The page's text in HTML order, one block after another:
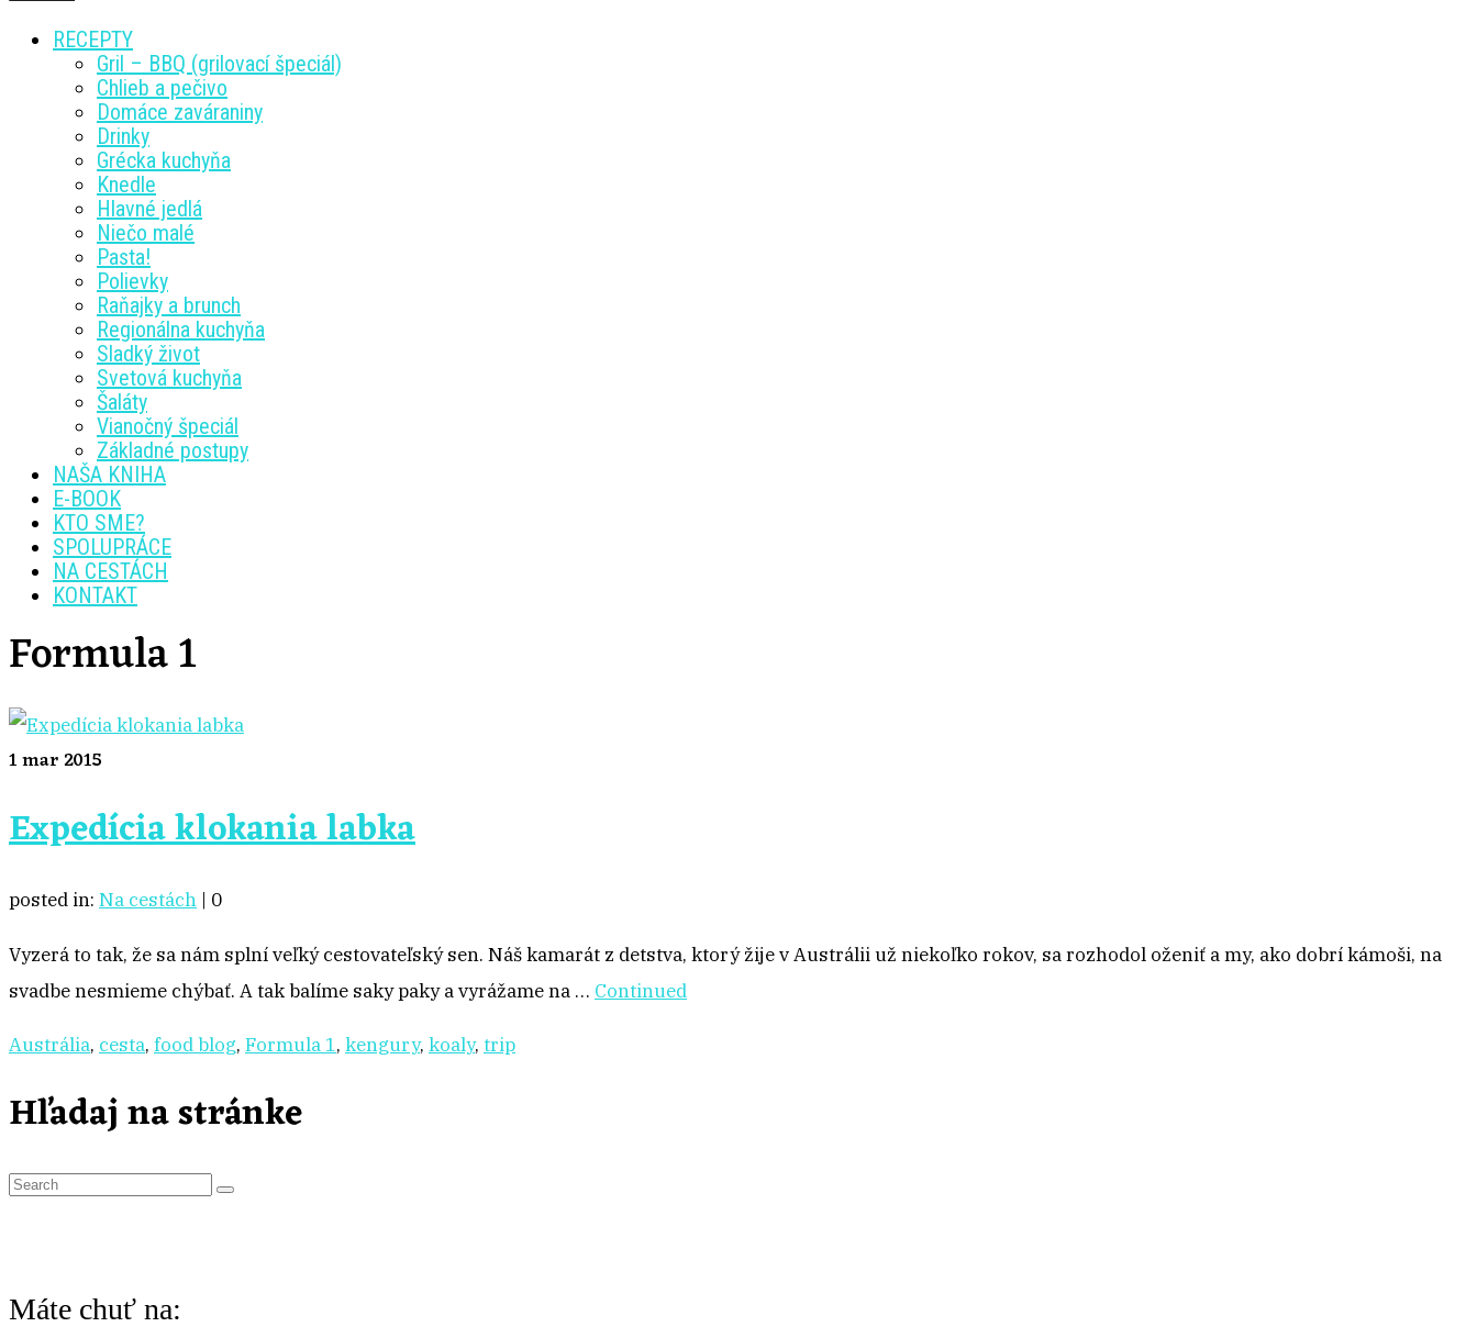
RECEPTY
Gril – BBQ (grilovací špeciál)
Chlieb a pečivo
Domáce zaváraniny
Drinky
Grécka kuchyňa
Knedle
Hlavné jedlá
Niečo malé
Pasta!
Polievky
Raňajky a brunch
Regionálna kuchyňa
Sladký život
Svetová kuchyňa
Šaláty
Vianočný špeciál
Základné postupy
NAŠA KNIHA
E-BOOK
KTO SME?
SPOLUPRÁCE
NA CESTÁCH
KONTAKT
Formula 1
1mar 2015
Expedícia klokania labka
posted in: Na cestách | 0
Vyzerá to tak, že sa nám splní veľký cestovateľský sen. Náš kamarát z detstva, ktorý žije v Austrálii už niekoľko rokov, sa rozhodol oženiť a my, ako dobrí kámoši, na
svadbe nesmieme chýbať. A tak balíme saky paky a vyrážame na … Continued
Austrália, cesta, food blog, Formula 1, kengury, koaly, trip
Hľadaj na stránke
S
c
Máte chuť na: